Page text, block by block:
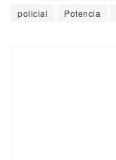
policial
Potencia